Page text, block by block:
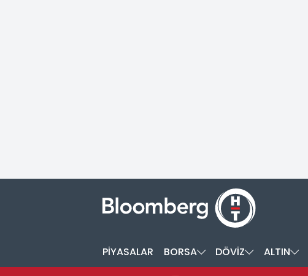
PİYASALAR BORSA DÖVİZ ALTIN